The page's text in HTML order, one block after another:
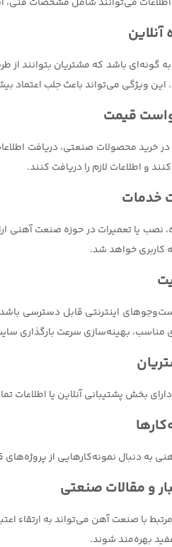
گونه‌ای باشد که مشتریان بتوانند
این ویژگی می‌تواند باعث جلب اعتماد
قیمت
در خرید محصولات صنعتی، دریافت
و اطلاعات لازم را دریافت کنند.
خدمات
نصب یا تعمیرات در حوزه صنعت آهنی
کاربری خواهد شد.
مناسب، بهینه‌سازی سرعت بارگذاری
بخش پشتیبانی آنلاین یا اطلاعات
به دنبال نمونه‌کارهایی از
و مقالات صنعتی
با صنعت آهن می‌تواند به ارتقاء
مفید بهره‌مند شوند.